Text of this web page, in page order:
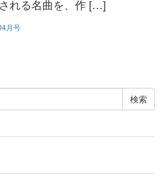
れる名曲を、作 […]
月号